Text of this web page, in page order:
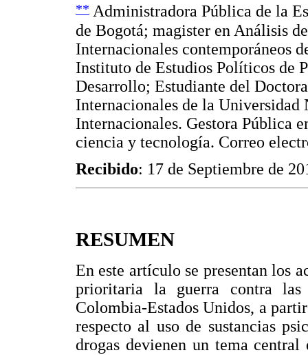
** Administradora Pública de la
de Bogotá; magister en Análisis
Internacionales contemporáneos
Instituto de Estudios Políticos de
Desarrollo; Estudiante del
Internacionales de la
Internacionales. Gestora Pública
ciencia y tecnología. Correo
Recibido: 17 de Septiembre de
RESUMEN
En este artículo se presentan los
prioritaria la guerra contra
Colombia-Estados Unidos, a
respecto al uso de sustancias
drogas devienen un tema